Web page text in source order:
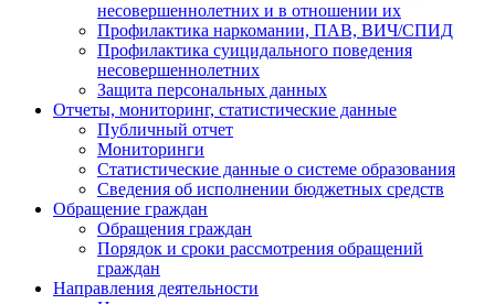
несовершеннолетних и в отношении их
Профилактика наркомании, ПАВ, ВИЧ/СПИД
Профилактика суицидального поведения
несовершеннолетних
Защита персональных данных
Отчеты, мониторинг, статистические данные
Публичный отчет
Мониторинги
Статистические данные о системе образования
Сведения об исполнении бюджетных средств
Обращение граждан
Обращения граждан
Порядок и сроки рассмотрения обращений
граждан
Направления деятельности